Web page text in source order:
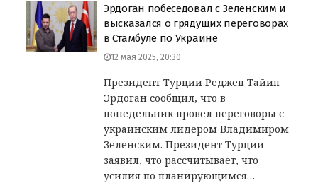
Эрдоган побеседовал с Зеленским и
высказался о грядущих переговорах
в Стамбуле по Украине
12 мая 2025, 20:30
Президент Турции Реджеп Тайип
Эрдоган сообщил, что в
понедельник провел переговоры с
украинским лидером Владимиром
Зеленским. Президент Турции
заявил, что рассчитывает, что
усилия по планирующимся…